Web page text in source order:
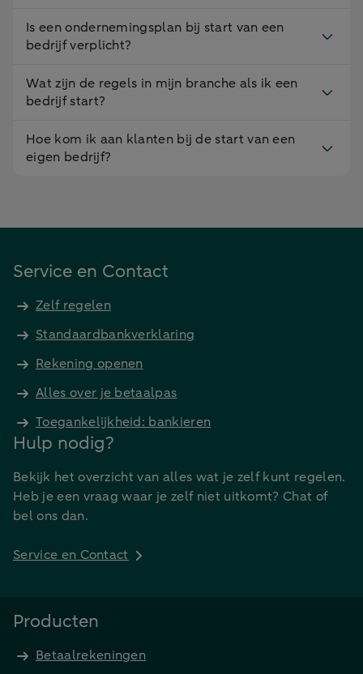
Is een ondernemingsplan bij start van een
bedrijf verplicht?
Wat zijn de regels in mijn branche als ik een
bedrijf start?
Hoe kom ik aan klanten bij de start van een
eigen bedrijf?
Service en Contact
Zelf regelen
Standaardbankverklaring
Rekening openen
Alles over je betaalpas
Toegankelijkheid: bankieren
Hulp nodig?
Bekijk het overzicht van alles wat je zelf kunt regelen.
Heb je een vraag waar je zelf niet uitkomt? Chat of
bel ons dan.
Service en Contact
Producten
Betaalrekeningen